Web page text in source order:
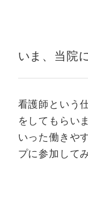
いま、当院
看護師という
をしてもらい
いった働きや
プに参加して